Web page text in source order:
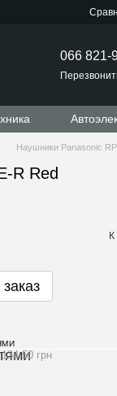
066 821-
Наушники Panasonic
R Red
К
грн